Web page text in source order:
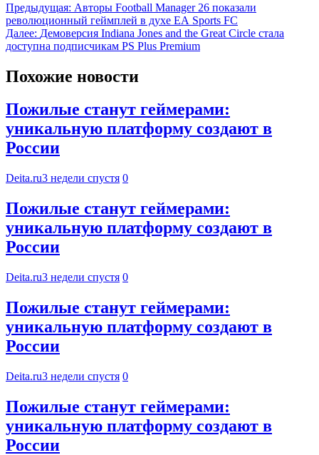
Предыдущая: Авторы Football Manager 26 показали
революционный геймплей в духе EA Sports FC
Далее: Демоверсия Indiana Jones and the Great Circle стала
доступна подписчикам PS Plus Premium
Похожие новости
Пожилые станут геймерами:
уникальную платформу создают в
России
Deita.ru3 недели спустя 0
Пожилые станут геймерами:
уникальную платформу создают в
России
Deita.ru3 недели спустя 0
Пожилые станут геймерами:
уникальную платформу создают в
России
Deita.ru3 недели спустя 0
Пожилые станут геймерами:
уникальную платформу создают в
России